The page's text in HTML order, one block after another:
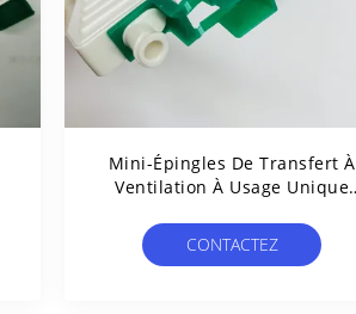
Mini-Épingles De Transfert À
Ventilation À Usage Unique
Mélanges Intraveineux
CONTACTEZ